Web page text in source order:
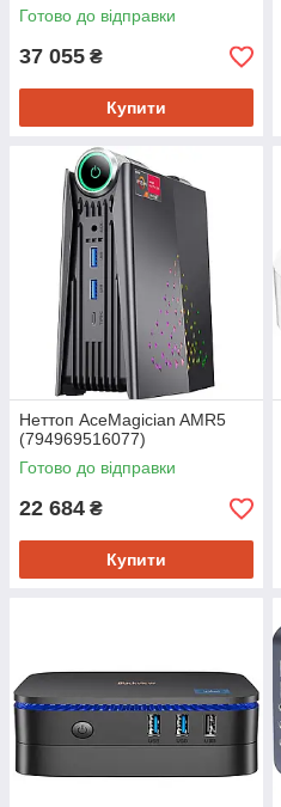
Готово до відправки
37 055 ₴
Купити
Неттоп AceMagician AMR5
(794969516077)
Готово до відправки
22 684 ₴
Купити